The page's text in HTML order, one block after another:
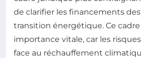
de clarifier les financements
transition énergétique. Ce cadre
importance vitale, car les
face au réchauffement